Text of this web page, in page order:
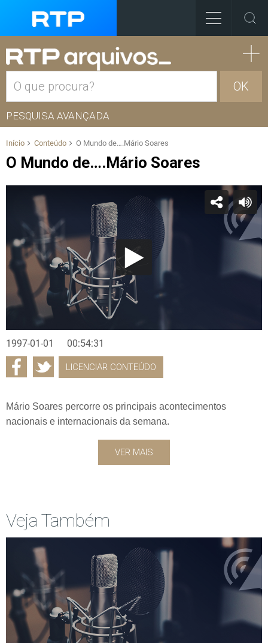
OK
PESQUISA AVANÇADA
Início Conteúdo O Mundo de….Mário Soares
O Mundo de….Mário Soares
1997-01-01 00:54:31
LICENCIAR CONTEÚDO
Mário Soares percorre os principais acontecimentos
nacionais e internacionais da semana.
VER MAIS
Veja Também